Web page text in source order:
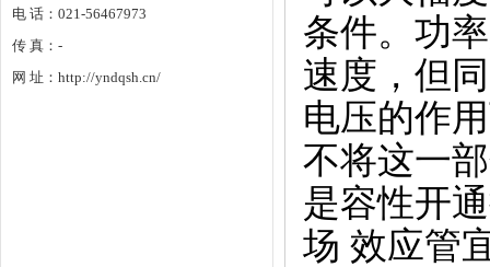
电 话：021-56467973
传 真：-
网 址：http://yndqsh.cn/
条件。功
速度，但
电压的作
不将这一
是容性开
场 效应管